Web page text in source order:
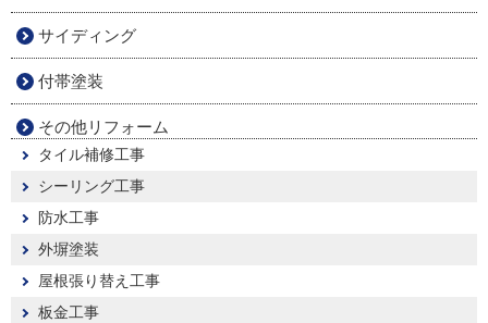
サイディング
付帯塗装
その他リフォーム
タイル補修工事
シーリング工事
防水工事
外塀塗装
屋根張り替え工事
板金工事